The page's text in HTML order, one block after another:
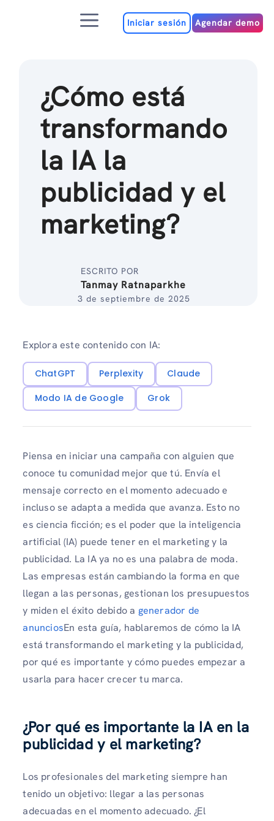
MenúIniciar sesión Agendar demo
¿Cómo está
transformando
la IA la
publicidad y el
marketing?
ESCRITO POR
Tanmay Ratnaparkhe
3 de septiembre de 2025
Explora este contenido con IA:
ChatGPT Perplexity
Claude
Modo IA de Google
Grok
Piensa en iniciar una campaña con alguien que
conoce tu comunidad mejor que tú. Envía el
mensaje correcto en el momento adecuado e
incluso se adapta a medida que avanza. Esto no
es ciencia ficción; es el poder que la inteligencia
artificial (IA) puede tener en el marketing y la
publicidad. La IA ya no es una palabra de moda.
Las empresas están cambiando la forma en que
llegan a las personas, gestionan los presupuestos
y miden el éxito debido a generador de
anunciosEn esta guía, hablaremos de cómo la IA
está transformando el marketing y la publicidad,
por qué es importante y cómo puedes empezar a
usarla para hacer crecer tu marca.
¿Por qué es importante la IA en la
publicidad y el marketing?
Los profesionales del marketing siempre han
tenido un objetivo: llegar a las personas
adecuadas en el momento adecuado. ¿El